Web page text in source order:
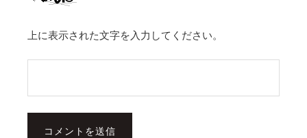
上に表示された文字を入力してください。